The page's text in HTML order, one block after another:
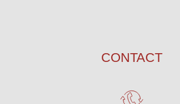
CONTACT